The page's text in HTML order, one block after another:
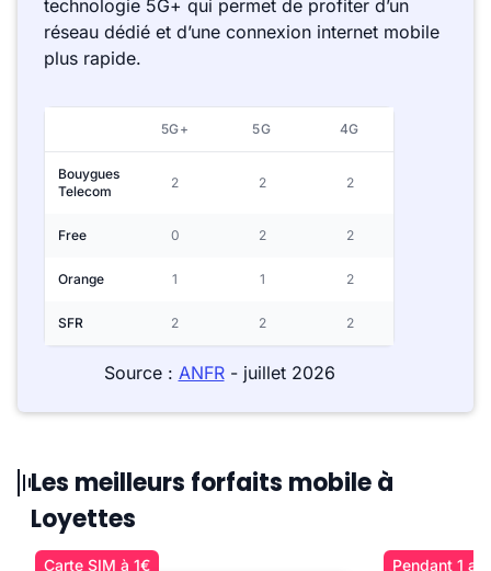
technologie 5G+ qui permet de profiter d’un
réseau dédié et d’une connexion internet mobile
plus rapide.
5G+ 5G 4G
Bouygues
Telecom
2 2 2
Free 0 2 2
Orange 1 1 2
SFR 2 2 2
Source : ANFR- juillet 2026
Les meilleurs forfaits mobile à
Loyettes
Carte SIM à 1€ Pendant 1